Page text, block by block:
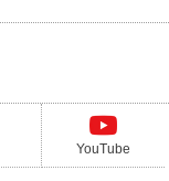
YouTube